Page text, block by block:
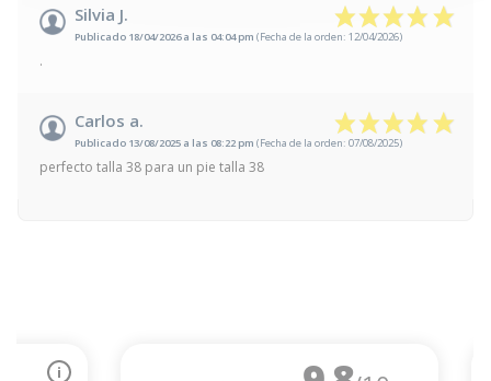
Silvia J.
Publicado 18/04/2026 a las 04:04 pm (Fecha de la orden: 12/04/2026)
.
Carlos a.
Publicado 13/08/2025 a las 08:22 pm (Fecha de la orden: 07/08/2025)
perfecto talla 38 para un pie talla 38